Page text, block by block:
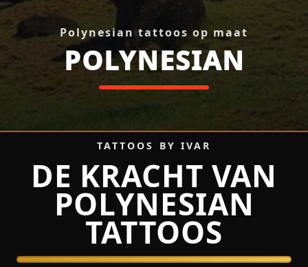
Contact
Polynesian tattoos op maat
POLYNESIAN
POLYNESIAN —
TATTOOS BY IVAR
DE KRACHT VAN
POLYNESIAN
TATTOOS